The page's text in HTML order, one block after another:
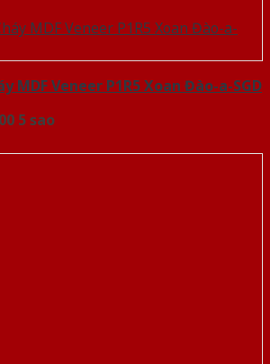
MDF Veneer P1R5 Xoan Đào-a-SGD
5 sao